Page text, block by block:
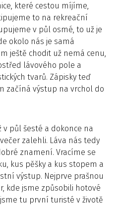
které cestou míjíme,
to na rekreační
v půl osmé, to už je
okolo nás je samá
ještě chodit už nemá cenu,
lávového pole a
tvarů. Zápisky teď
začíná výstup na vrchol do
v půl šesté a dokonce na
zalehli. Láva nás tedy
znamení. Vracíme se
kus pěšky a kus stopem a
výstup. Nejprve prašnou
kde jsme způsobili hotové
tu první turisté v životě